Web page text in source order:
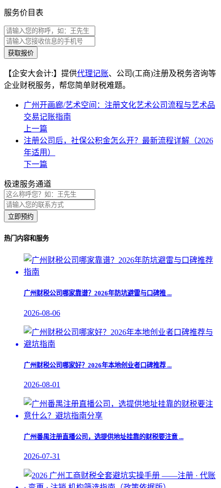
服务价目表
获取报价
【企安大会计:】提供代理记账、公司(工商)注册及税务咨询等
企业财税服务，帮您简单财税难题。
广州开画廊/艺术空间：注册文化艺术公司流程与艺术品
交易记账指南
上一篇
​注册公司后，社保公积金怎么开？最新流程详解（2026
年适用）
下一篇
极速服务通道
立即预约
热门内容和服务
广州财税公司哪家靠谱？2026年防坑避雷与口碑推 ...
2026-08-06
广州财税公司哪家好？2026年本地创业者口碑推荐 ...
2026-08-01
广州番禺注册直播公司，选提供地址挂靠的财税要注意 ...
2026-07-31